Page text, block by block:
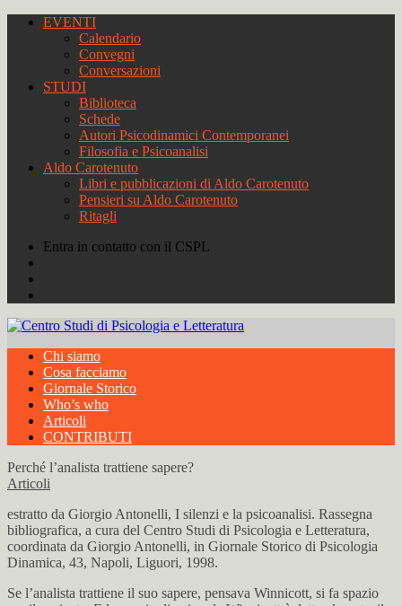
EVENTI
Calendario
Convegni
Conversazioni
STUDI
Biblioteca
Schede
Autori Psicodinamici Contemporanei
Filosofia e Psicoanalisi
Aldo Carotenuto
Libri e pubblicazioni di Aldo Carotenuto
Pensieri su Aldo Carotenuto
Ritagli
Entra in contatto con il CSPL
Chi siamo
Cosa facciamo
Giornale Storico
Who’s who
Articoli
CONTRIBUTI
Perché l’analista trattiene sapere?
Articoli
estratto da Giorgio Antonelli, I silenzi e la psicoanalisi. Rassegna
bibliografica, a cura del Centro Studi di Psicologia e Letteratura,
coordinata da Giorgio Antonelli, in Giornale Storico di Psicologia
Dinamica, 43, Napoli, Liguori, 1998.
Se l’analista trattiene il suo sapere, pensava Winnicott, si fa spazio